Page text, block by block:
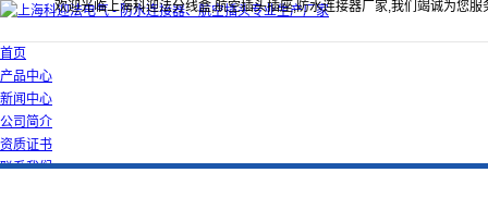
欢迎光临上海科迎法分线盒,航空插头插座,防水连接器厂家,我们竭诚为您服
首页
产品中心
新闻中心
公司简介
资质证书
联系我们